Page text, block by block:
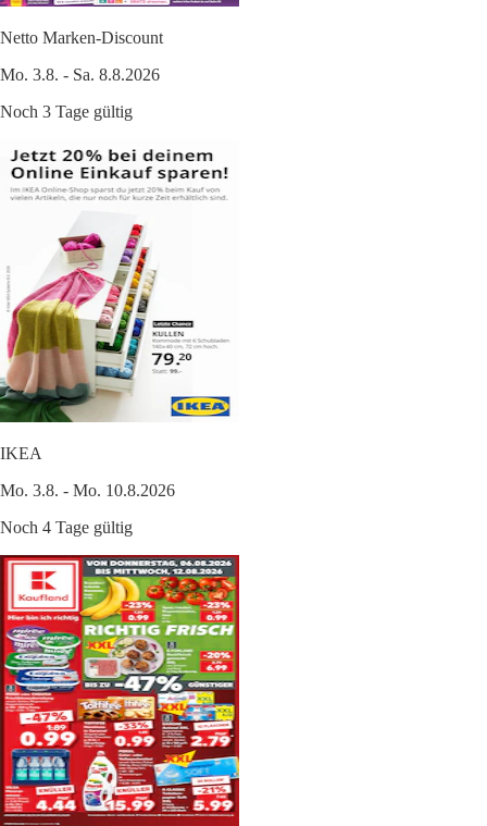
Netto Marken-Discount
Mo. 3.8. - Sa. 8.8.2026
Noch 3 Tage gültig
IKEA
Mo. 3.8. - Mo. 10.8.2026
Noch 4 Tage gültig